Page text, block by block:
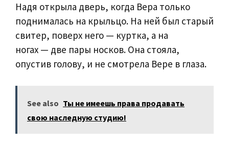
Надя открыла дверь, когда Вера только
поднималась на крыльцо. На ней был старый
свитер, поверх него — куртка, а на
ногах — две пары носков. Она стояла,
опустив голову, и не смотрела Вере в глаза.
See also Ты не имеешь права продавать
свою наследную студию!